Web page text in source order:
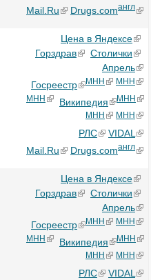
Mail.Ru
Drugs.comангл
Цена в Яндексе
Горздрав
Столички
Апрель
Госреестр
МНН
МНН
МНН
Википедия
МНН
МНН
МНН
РЛС
VIDAL
Mail.Ru
Drugs.comангл
Цена в Яндексе
Горздрав
Столички
Апрель
Госреестр
МНН
МНН
МНН
Википедия
МНН
МНН
МНН
РЛС
VIDAL